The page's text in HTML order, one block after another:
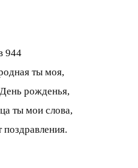
944
ты моя,
рожденья,
ты мои слова,